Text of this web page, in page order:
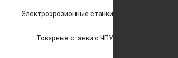
Электроэрозионные станки
Токарные станки с ЧПУ